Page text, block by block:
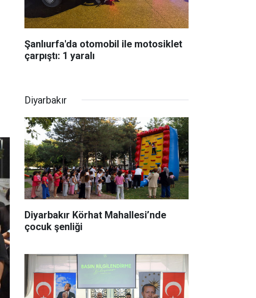
Şanlıurfa'da otomobil ile motosiklet
çarpıştı: 1 yaralı
Diyarbakır
Diyarbakır Körhat Mahallesi’nde
çocuk şenliği